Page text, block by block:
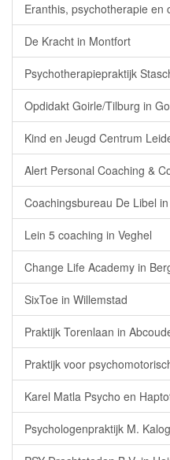
Eranthis, psychotherapie en
De Kracht in Montfort
Psychotherapiepraktijk
Opdidakt Goirle/Tilburg in
Kind en Jeugd Centrum
Alert Personal Coaching &
Coachingsbureau De Libel
Lein 5 coaching in Veghel
Change Life Academy in
SixToe in Willemstad
Praktijk Torenlaan in
Praktijk voor
Karel Matla Psycho en
Psychologenpraktijk M.